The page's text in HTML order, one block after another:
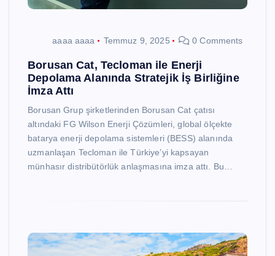
aaaa aaaa Temmuz 9, 2025 0 Comments
Borusan Cat, Tecloman ile Enerji
Depolama Alanında Stratejik İş Birliğine
İmza Attı
Borusan Grup şirketlerinden Borusan Cat çatısı
altındaki FG Wilson Enerji Çözümleri, global ölçekte
batarya enerji depolama sistemleri (BESS) alanında
uzmanlaşan Tecloman ile Türkiye’yi kapsayan
münhasır distribütörlük anlaşmasına imza attı. Bu…